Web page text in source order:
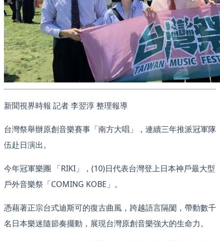
新聞視界時報 記者 李翌淳 整理報導
台灣祭舉辦原創音樂賽事「南方大唱」，連續三年推派冠軍隊
伍赴日演出。
今年冠軍樂團 「RIKI」，(10)日代表台灣登上日本神戶最大型
戶外音樂祭「COMING KOBE」。
憑藉著正宗台式迪斯可的復古曲風，跨越語言隔閡，帶動數千
名日本樂迷隨節奏擺動，展現台灣原創音樂強大的生命力。